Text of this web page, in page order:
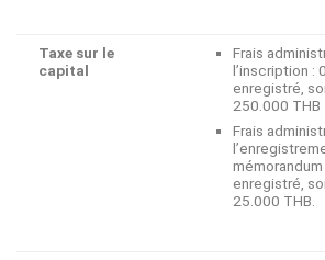
Taxe sur le
capital
Frais
l’inscription :
enregistré,
250.000 THB
Frais
enregistré,
25.000 THB.